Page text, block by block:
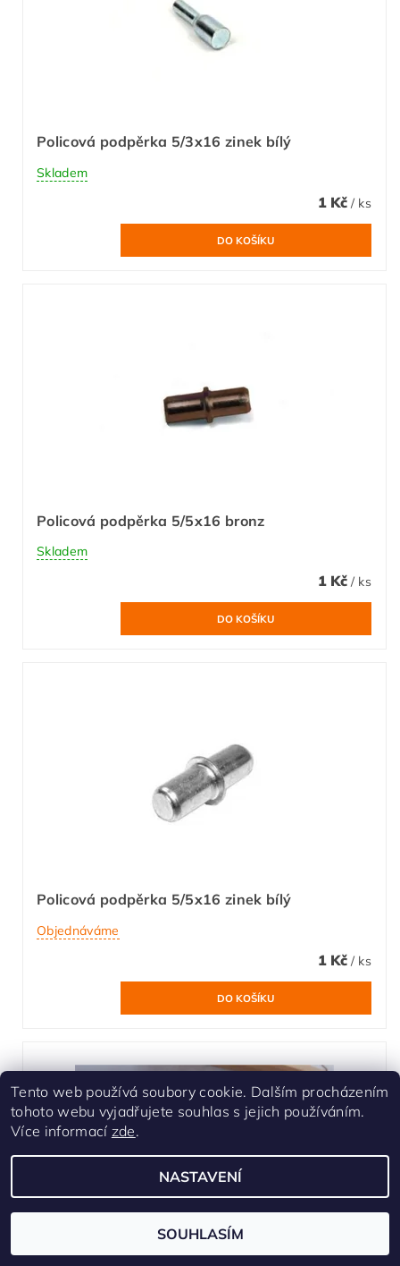
Policová podpěrka 5/3x16 zinek bílý
Skladem
1 Kč / ks
Policová podpěrka 5/5x16 bronz
Skladem
1 Kč / ks
Policová podpěrka 5/5x16 zinek bílý
Objednáváme
1 Kč / ks
Tento web používá soubory cookie. Dalším procházením
tohoto webu vyjadřujete souhlas s jejich používáním.
Více informací zde.
NASTAVENÍ
SOUHLASÍM